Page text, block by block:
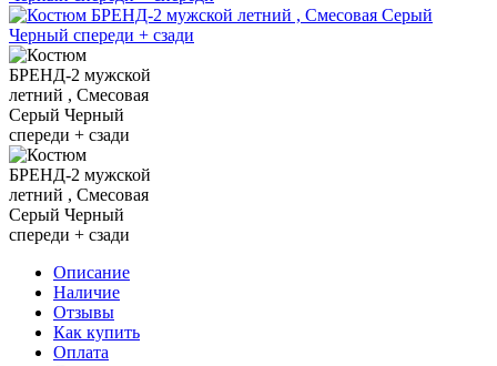
Описание
Наличие
Отзывы
Как купить
Оплата